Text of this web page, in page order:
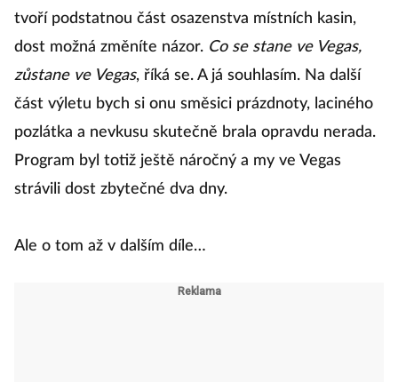
tvoří podstatnou část osazenstva místních kasin,
dost možná změníte názor. Co se stane ve Vegas,
zůstane ve Vegas, říká se. A já souhlasím. Na další
část výletu bych si onu směsici prázdnoty, laciného
pozlátka a nevkusu skutečně brala opravdu nerada.
Program byl totiž ještě náročný a my ve Vegas
strávili dost zbytečné dva dny.
Ale o tom až v dalším díle…